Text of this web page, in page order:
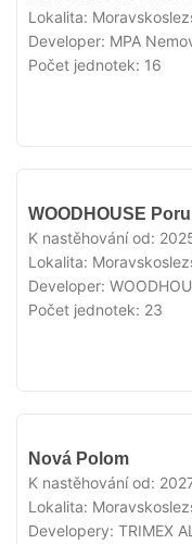
Lokalita:
Developer: MPA
Počet jednotek: 16
WOODHOUSE
K nastěhování od:
Lokalita:
Developer:
Počet jednotek: 23
Nová Polom
K nastěhování od:
Lokalita:
Developery: TRIMEX